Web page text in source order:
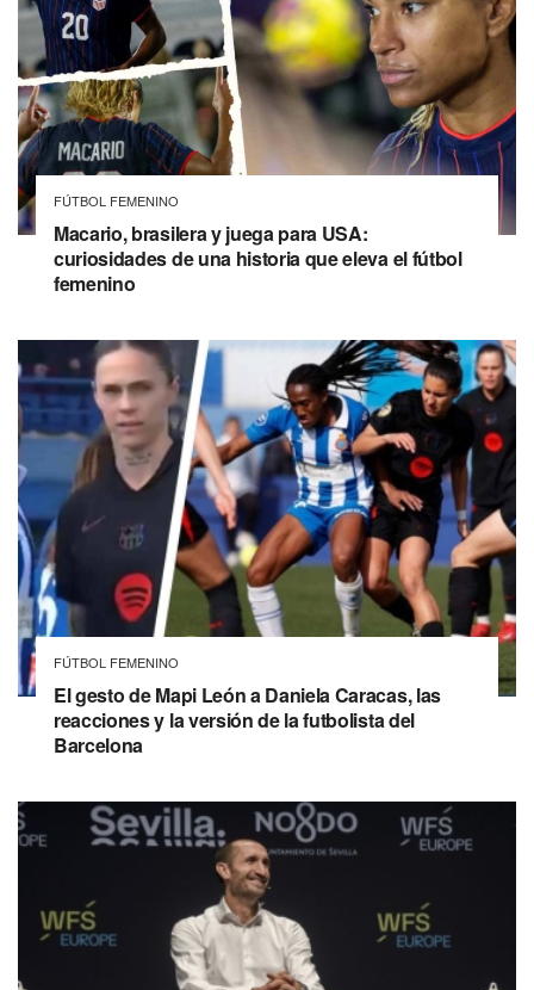
FÚTBOL FEMENINO
Macario, brasilera y juega para USA:
curiosidades de una historia que eleva el fútbol
femenino
FÚTBOL FEMENINO
El gesto de Mapi León a Daniela Caracas, las
reacciones y la versión de la futbolista del
Barcelona